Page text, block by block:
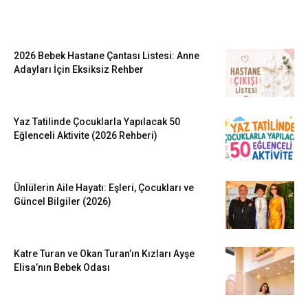
2026 Bebek Hastane Çantası Listesi: Anne
Adayları İçin Eksiksiz Rehber
Yaz Tatilinde Çocuklarla Yapılacak 50
Eğlenceli Aktivite (2026 Rehberi)
Ünlülerin Aile Hayatı: Eşleri, Çocukları ve
Güncel Bilgiler (2026)
Katre Turan ve Okan Turan’ın Kızları Ayşe
Elisa’nın Bebek Odası